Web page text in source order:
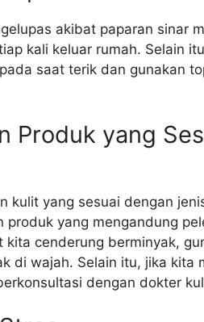
akibat paparan sinar
kali keluar rumah. Selain
saat terik dan gunakan
Produk yang
kulit yang sesuai dengan
produk yang mengandung
kita cenderung berminyak,
di wajah. Selain itu, jika kita
dengan dokter